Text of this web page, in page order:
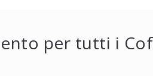
per tutti i